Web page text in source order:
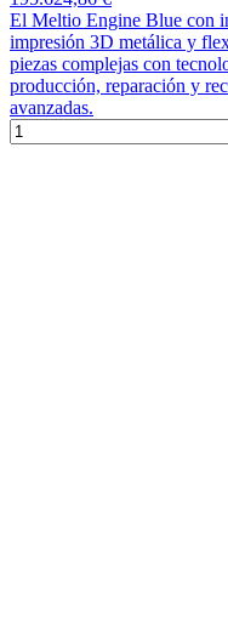
El Meltio Engine Blue con
impresión 3D metálica y
piezas complejas con
producción, reparación y
avanzadas.